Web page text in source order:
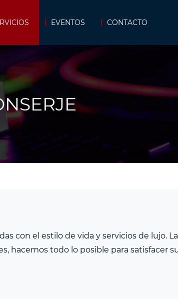
EVENTOS CONTACTO
con el estilo de vida y servicios de lujo.
hacemos todo lo posible para satisfacer